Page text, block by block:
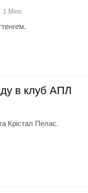
1 Mins
в клуб АПЛ
Крістал Пелас.